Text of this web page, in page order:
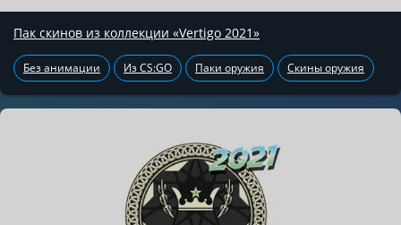
Пак скинов из коллекции «Vertigo 2021»
Без анимации Из CS:GO Паки оружия Скины оружия